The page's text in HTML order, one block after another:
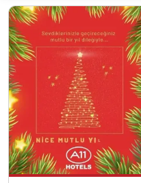
ekibimiz ve kaliteli hizmet
anlayışımızla birleşen bu
benzersiz Boğaz turunda,
sevdiklerinizle birlikte
eğlencenin tadına
doyacağınız eşsiz bir
kutlama sizi bekliyor.